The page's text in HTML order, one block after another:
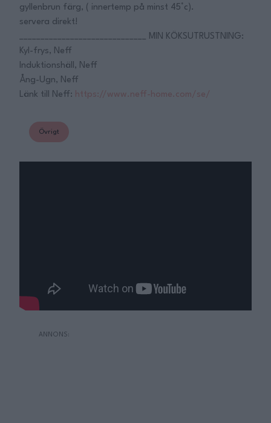
gyllenbrun färg, ( innertemp på minst 45°c).
servera direkt!
______________________________ MIN KÖKSUTRUSTNING:
Kyl-frys, Neff
Induktionshäll, Neff
Ång-Ugn, Neff
Länk till Neff: https://www.neff-home.com/se/
Övrigt